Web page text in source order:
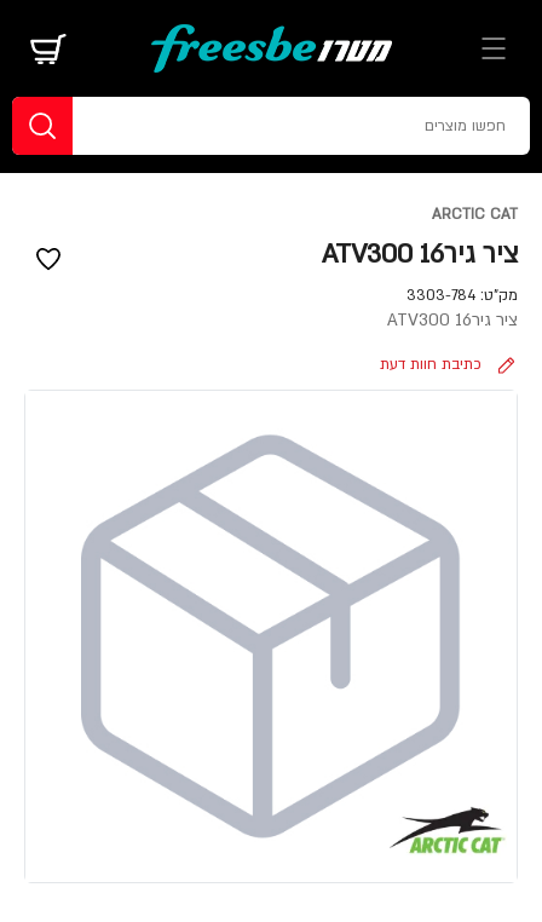
ARCTIC CAT
ציר גירATV300 16
מק"ט: 3303-784
ציר גירATV300 16
כתיבת חוות דעת